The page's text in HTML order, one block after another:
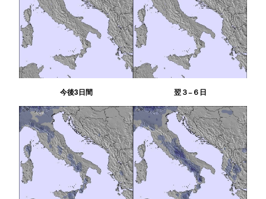
今後3日間 翌３−６日